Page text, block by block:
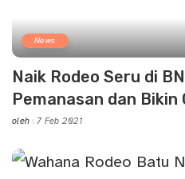
News
Naik Rodeo Seru di
Pemanasan dan Bikin
Posted
oleh 7 Feb 2021